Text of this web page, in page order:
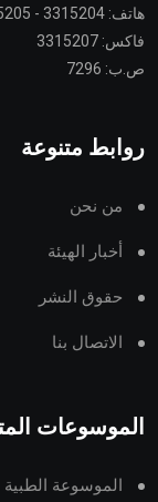
هاتف: 3315204 - 3315205
فاكس: 3315207
ص.ب: 7296
روابط متنوعة
من نحن
أخبار الهيئة
حقوق النشر
الاتصال بنا
الموسوعات
الموسوعة